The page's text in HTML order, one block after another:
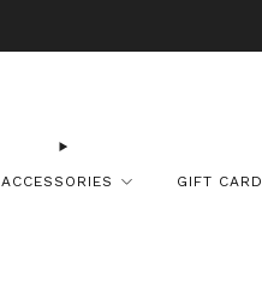
ACCESSORIES GIFT CARD